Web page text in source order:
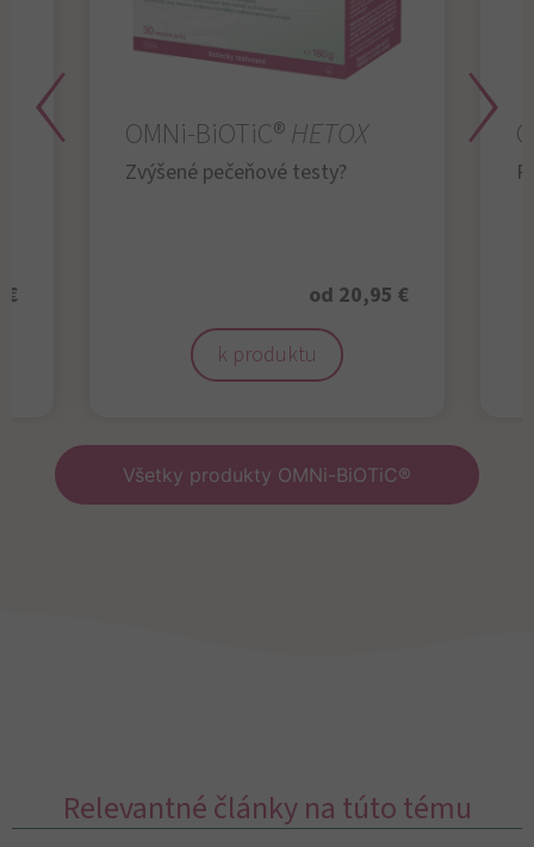
€
OMNi-BiOTiC®HETOX
Zvýšené pečeňové testy?
od 20,95 €
k produktu
Všetky produkty OMNi-BiOTiC®
Relevantné články na túto tému